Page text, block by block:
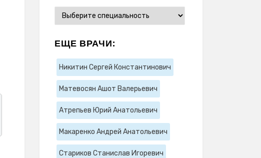
ЕЩЕ ВРАЧИ:
Никитин Сергей Константинович
Матевосян Ашот Валерьевич
Атрепьев Юрий Анатольевич
Макаренко Андрей Анатольевич
Стариков Станислав Игоревич